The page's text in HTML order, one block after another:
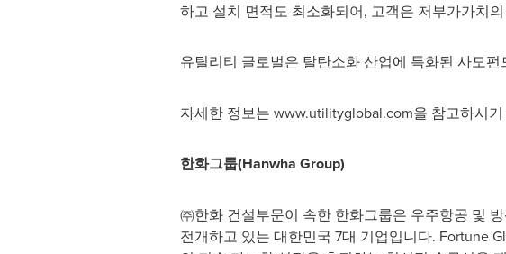
하고 설치 면적도 최소화되어, 고객은 저부가가치
유틸리티 글로벌은 탈탄소화 산업에 특화된 사모펀
자세한 정보는 www.utilityglobal.com을 참고하시
한화그룹(Hanwha Group)
㈜한화 건설부문이 속한 한화그룹은 우주항공 및
전개하고 있는 대한민국 7대 기업입니다. Fortune